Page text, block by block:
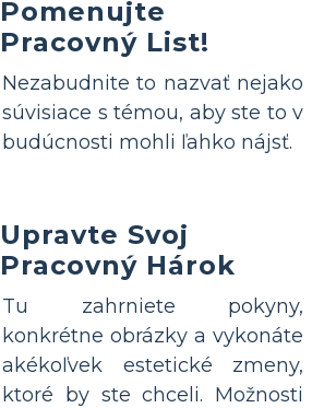
Pomenujte
Pracovný List!
Nezabudnite to nazvať nejako
súvisiace s témou, aby ste to v
budúcnosti mohli ľahko nájsť.
Upravte Svoj
Pracovný Hárok
Tu zahrniete pokyny,
konkrétne obrázky a vykonáte
akékoľvek estetické zmeny,
ktoré by ste chceli. Možnosti